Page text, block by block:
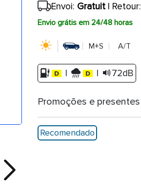
Next
Envoi: Gratuit| Retour:
Envio grátis em 24/48 horas
M+S A/T
| | 72dB
Promoções e presentes
Recomendado